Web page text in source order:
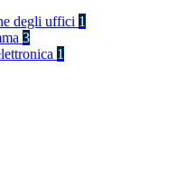
degli uffici 1
3
1